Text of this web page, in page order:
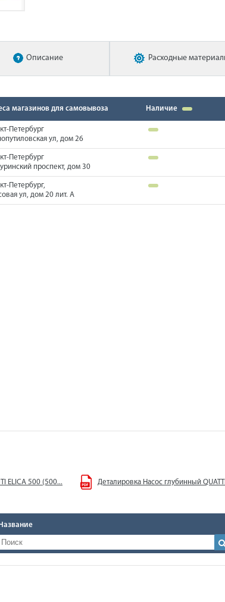
Описание Расходные
магазинов для самовывоза Наличие
Петербург
ул, дом 26
Петербург
проспект, дом 30
Петербург,
ул, дом 20 лит. А
ELICA 500 (500... Деталировка Насос глубинный
Название